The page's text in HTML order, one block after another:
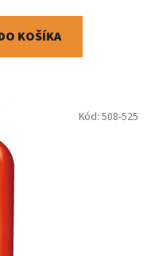
KOŠÍKA
Kód: 508-525